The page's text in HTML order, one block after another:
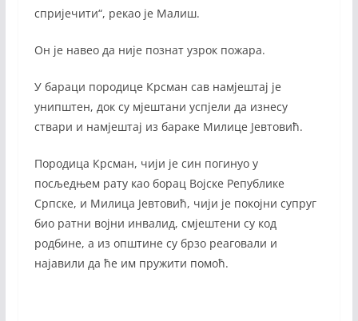
спријечити“, рекао је Малиш.
Он је навео да није познат узрок пожара.
У бараци породице Крсман сав намјештај је
унипштен, док су мјештани успјели да изнесу
ствари и намјештај из бараке Милице Јевтовић.
Породица Крсман, чији је син погинуо у
посљедњем рату као борац Војске Републике
Српске, и Милица Јевтовић, чији је покојни супруг
био ратни војни инвалид, смјештени су код
родбине, а из општине су брзо реаговали и
најавили да ће им пружити помоћ.